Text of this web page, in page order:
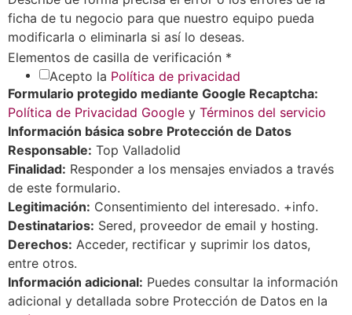
ficha de tu negocio para que nuestro equipo pueda
modificarla o eliminarla si así lo deseas.
Elementos de casilla de verificación *
Acepto la Política de privacidad
Formulario protegido mediante Google Recaptcha:
Política de Privacidad Google y Términos del servicio
Información básica sobre Protección de Datos
Responsable: Top Valladolid
Finalidad: Responder a los mensajes enviados a través
de este formulario.
Legitimación: Consentimiento del interesado. +info.
Destinatarios: Sered, proveedor de email y hosting.
Derechos: Acceder, rectificar y suprimir los datos,
entre otros.
Información adicional: Puedes consultar la información
adicional y detallada sobre Protección de Datos en la